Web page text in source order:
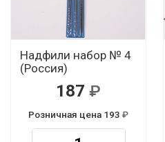
Надфили набор № 4
(Россия)
187
Розничная цена 193